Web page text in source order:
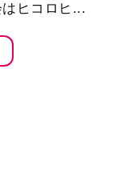
ヒコロヒ...